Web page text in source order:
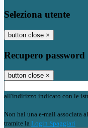
Seleziona utente
button close ×
Recupero password
button close ×
all'indirizzo indicato con le
Non hai una e-mail associata
tramite la Login Spaggiari